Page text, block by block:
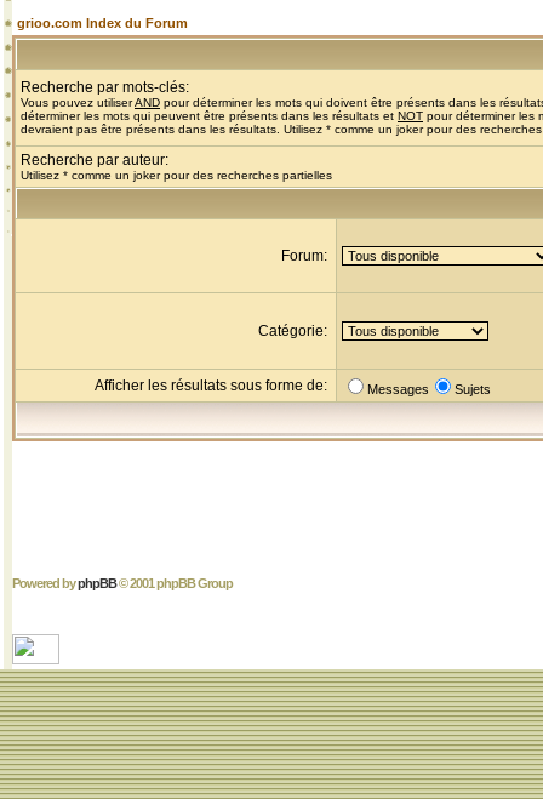
grioo.com Index du Forum
Recherche par mots-clés:
Vous pouvez utiliserAND pour déterminer les mots qui doivent être présents dans les
déterminer les mots qui peuvent être présents dans les résultats et NOT pour déterminer les
devraient pas être présents dans les résultats. Utilisez * comme un joker pour des
Recherche par auteur:
Utilisez * comme un joker pour des recherches partielles
Forum:
Catégorie:
Afficher les résultats sous forme de: Messages Sujets
Powered byphpBB© 2001 phpBB Group